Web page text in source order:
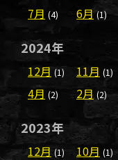
7月 (4) 6月 (1)
2024年
12月 (1) 11月 (1)
4月 (2) 2月 (2)
2023年
12月 (1) 10月 (1)